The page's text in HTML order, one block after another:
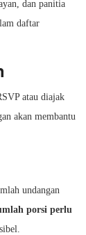
dan panitia
daftar
atau diajak
akan membantu
undangan
porsi perlu